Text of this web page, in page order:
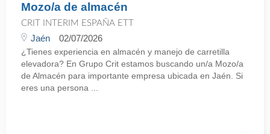
Mozo/a de almacén
CRIT INTERIM ESPAÑA ETT
Jaén 02/07/2026
¿Tienes experiencia en almacén y manejo de carretilla
elevadora? En Grupo Crit estamos buscando un/a Mozo/a
de Almacén para importante empresa ubicada en Jaén. Si
eres una persona ...